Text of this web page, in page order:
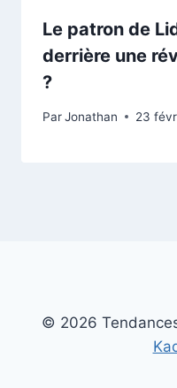
Le patron de
derrière une
?
ParJonathan 23
© 2026